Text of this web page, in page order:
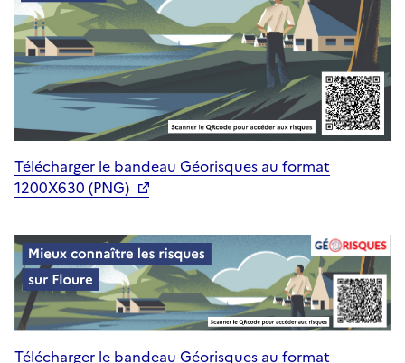
Télécharger le bandeau Géorisques au format
1200X630 (PNG)
Télécharger le bandeau Géorisques au format